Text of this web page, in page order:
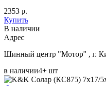
2353 р.
Купить
В наличии
Aдрес
Шинный центр "Мотор" , г.
в наличии4+ шт